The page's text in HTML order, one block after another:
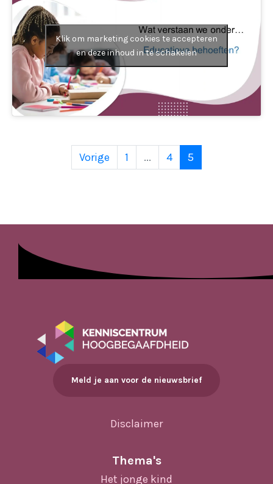
Klik om marketing cookies te accepteren
en deze inhoud in te schakelen
Vorige 1 ... 4 5
Meld je aan voor de nieuwsbrief
Disclaimer
Thema's
Het jonge kind